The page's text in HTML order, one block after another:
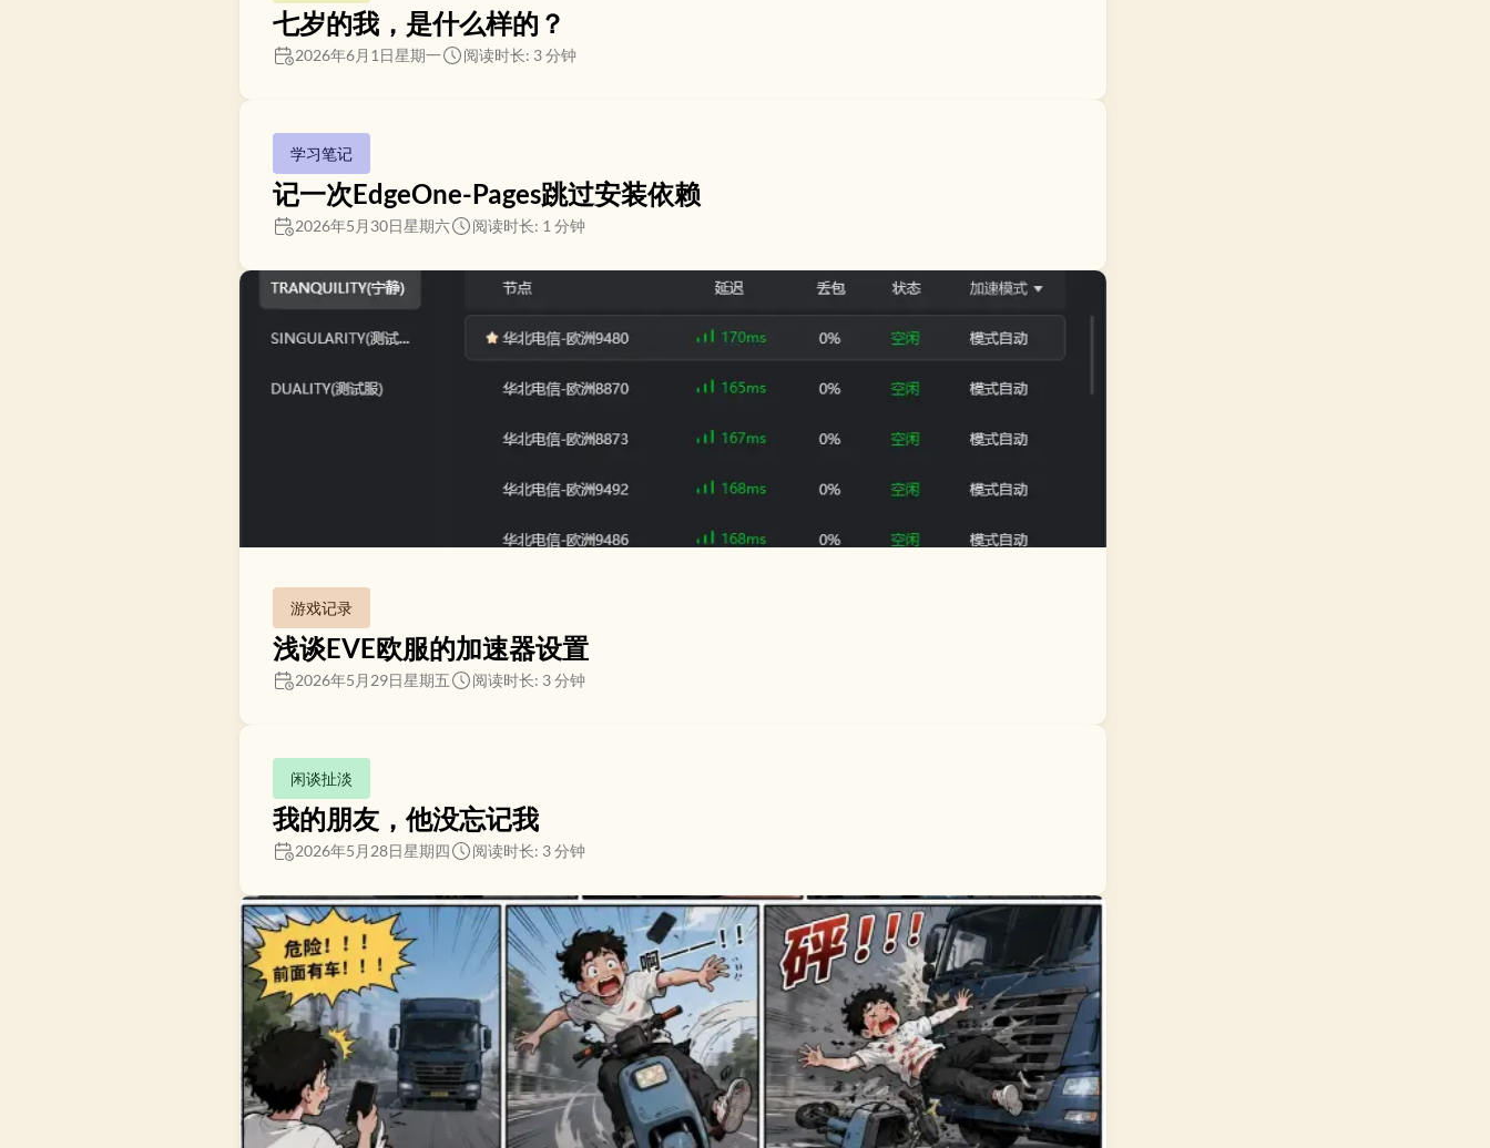
七岁的我，是什么样的？
2026年6月1日星期一 阅读时长: 3 分钟
学习笔记
记一次EdgeOne-Pages跳过安装依赖
2026年5月30日星期六 阅读时长: 1 分钟
游戏记录
浅谈EVE欧服的加速器设置
2026年5月29日星期五 阅读时长: 3 分钟
闲谈扯淡
我的朋友，他没忘记我
2026年5月28日星期四 阅读时长: 3 分钟